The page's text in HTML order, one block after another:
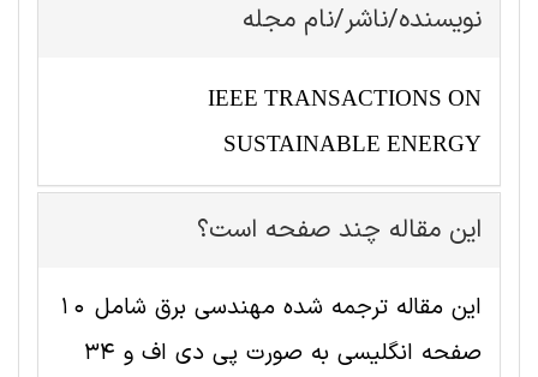
نویسنده/ناشر/نام مجله
IEEE TRANSACTIONS ON
SUSTAINABLE ENERGY
این مقاله چند صفحه است؟
این مقاله ترجمه شده مهندسی برق شامل 10
صفحه انگلیسی به صورت پی دی اف و 34